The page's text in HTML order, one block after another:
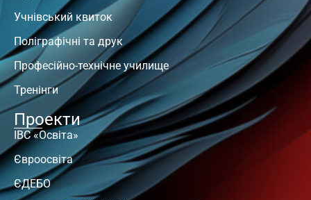
Учнівський квиток
Поліграфічні та друк
Професійно-технічне училище
Тренінги
Проекти
ІВС «Освіта»
Євроосвіта
ЄДЕБО